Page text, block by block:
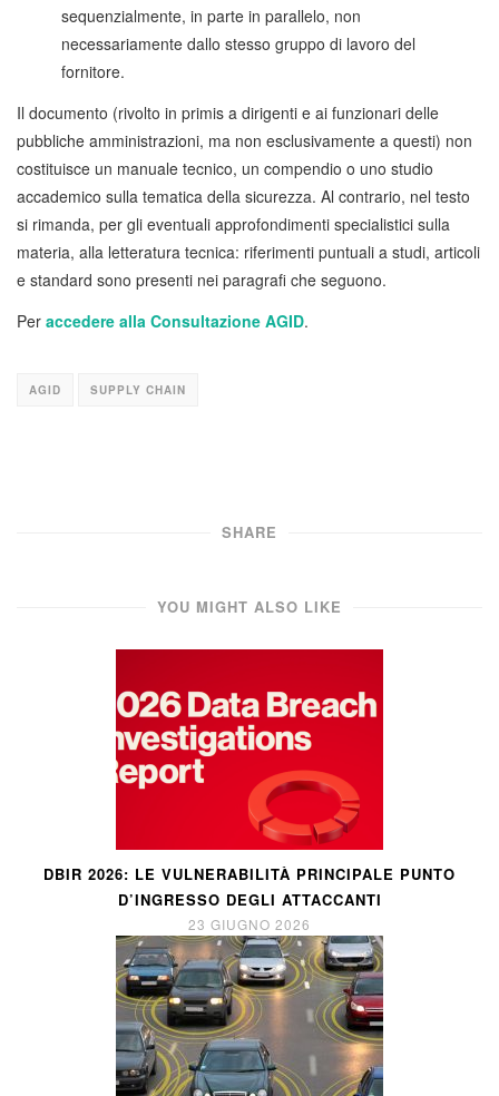
sequenzialmente, in parte in parallelo, non
necessariamente dallo stesso gruppo di lavoro del
fornitore.
Il documento (rivolto in primis a dirigenti e ai funzionari delle
pubbliche amministrazioni, ma non esclusivamente a questi) non
costituisce un manuale tecnico, un compendio o uno studio
accademico sulla tematica della sicurezza. Al contrario, nel testo
si rimanda, per gli eventuali approfondimenti specialistici sulla
materia, alla letteratura tecnica: riferimenti puntuali a studi, articoli
e standard sono presenti nei paragrafi che seguono.
Per accedere alla Consultazione AGID.
AGID SUPPLY CHAIN
SHARE
YOU MIGHT ALSO LIKE
DBIR 2026: LE VULNERABILITÀ PRINCIPALE PUNTO
D’INGRESSO DEGLI ATTACCANTI
23 GIUGNO 2026